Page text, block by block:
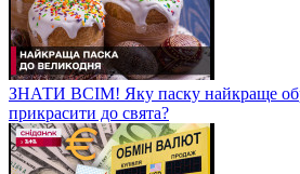
ЗНАТИ ВСІМ! Яку паску найкраще
прикрасити до свята?